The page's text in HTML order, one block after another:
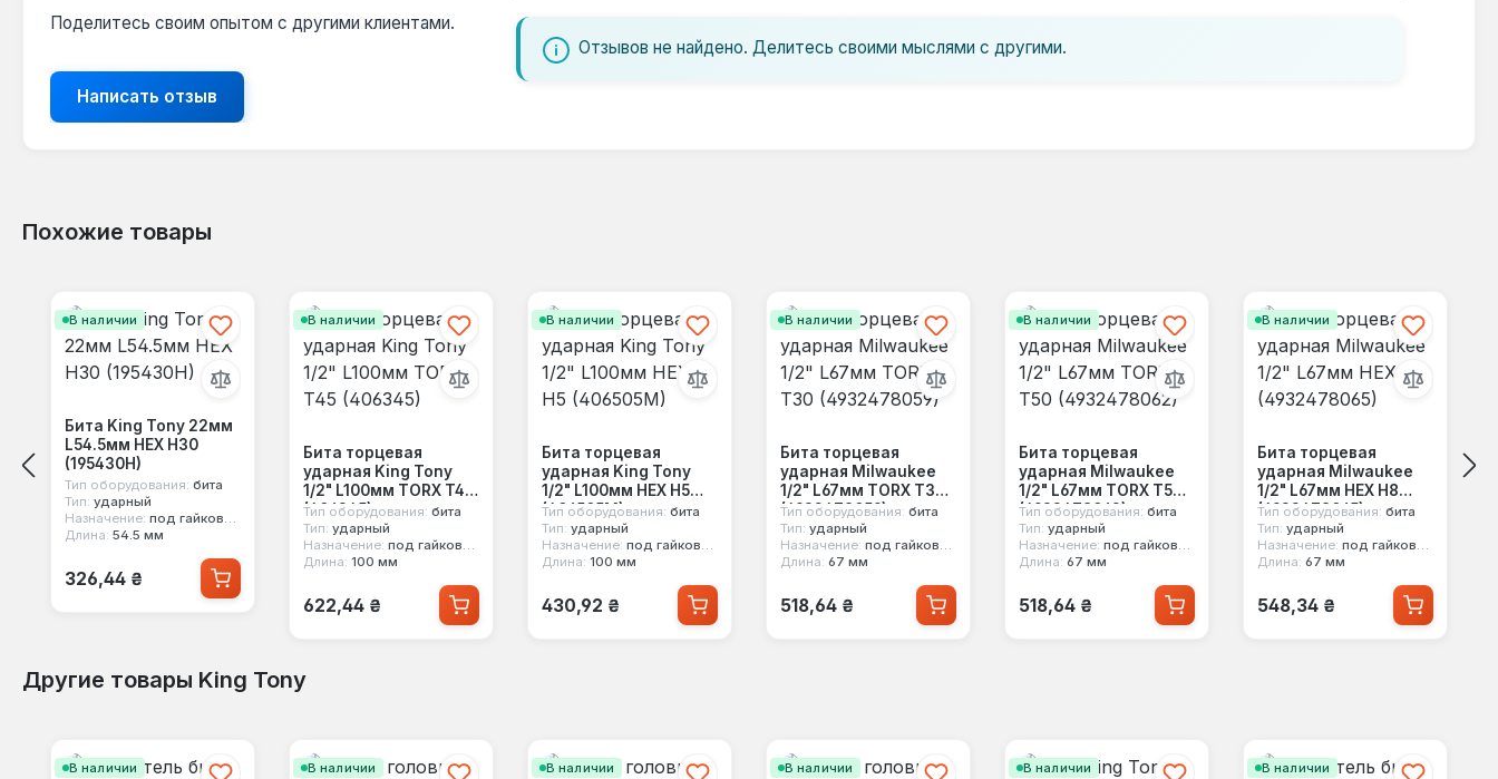
Поделитесь своим опытом с другими клиентами.
Написать отзыв
Отзывов не найдено. Делитесь своими мыслями с другими.
Похожие товары
В наличии
Бита King Tony 22мм
L54.5мм HEX H30
(195430H)
Тип оборудования: бита
Тип: ударный
Назначение: под гайковерт
Длина: 54.5 мм
Обычная цена:
326,44 ₴
В наличии
Бита торцевая
ударная King Tony
1/2" L100мм TORX T45
(406345)
Тип оборудования: бита
Тип: ударный
Назначение: под гайковерт
Длина: 100 мм
Обычная цена:
622,44 ₴
В наличии
Бита торцевая
ударная King Tony
1/2" L100мм HEX H5
(406505M)
Тип оборудования: бита
Тип: ударный
Назначение: под гайковерт
Длина: 100 мм
Обычная цена:
430,92 ₴
В наличии
Бита торцевая
ударная Milwaukee
1/2" L67мм TORX T30
(4932478059)
Тип оборудования: бита
Тип: ударный
Назначение: под гайковерт
Длина: 67 мм
Обычная цена:
518,64 ₴
В наличии
Бита торцевая
ударная Milwaukee
1/2" L67мм TORX T50
(4932478062)
Тип оборудования: бита
Тип: ударный
Назначение: под гайковерт
Длина: 67 мм
Обычная цена:
518,64 ₴
В наличии
Бита торцевая
ударная Milwaukee
1/2" L67мм HEX H8
(4932478065)
Тип оборудования: бита
Тип: ударный
Назначение: под гайковерт
Длина: 67 мм
Обычная цена:
548,34 ₴
Другие товары King Tony
В наличии В наличии В наличии В наличии В наличии В наличии